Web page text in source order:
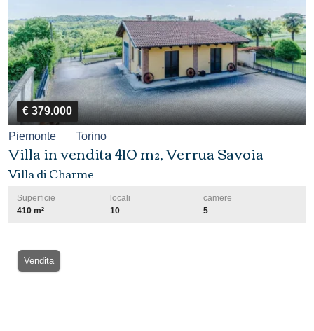
€ 379.000
Piemonte Torino
Villa in vendita 410 m², Verrua Savoia
Villa di Charme
Superficie
410 m²
locali
10
camere
5
Vendita